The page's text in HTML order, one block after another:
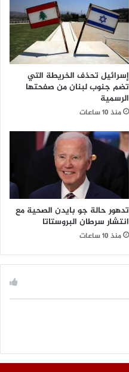
إسرائيل تحذف الخريطة التي
تضم جنوب لبنان من صفحتها
الرسمية
منذ 10 ساعات
تدهور حالة جو بايدن الصحية مع
انتشار سرطان البروستاتا
منذ 10 ساعات